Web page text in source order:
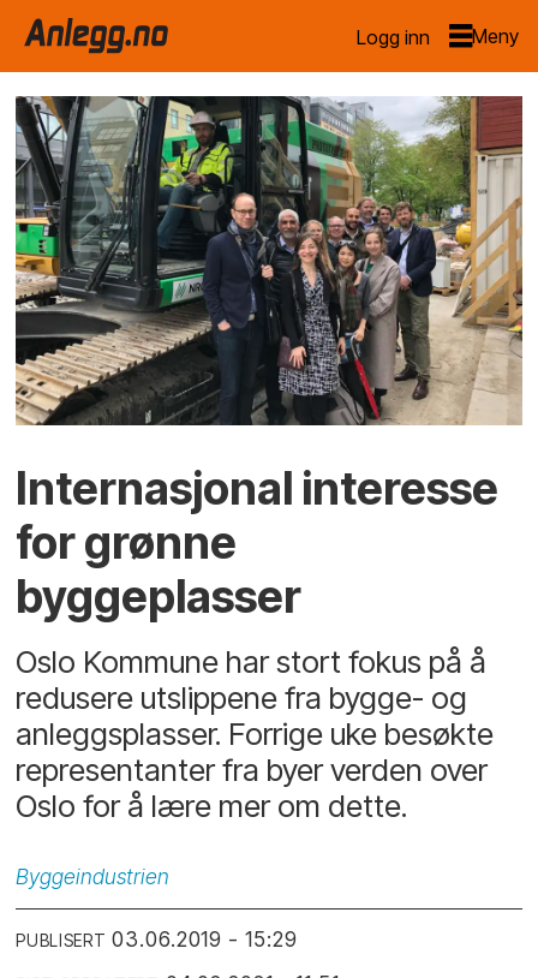
Logg inn
Internasjonal interesse
for grønne
byggeplasser
Oslo Kommune har stort fokus på å
redusere utslippene fra bygge- og
anleggsplasser. Forrige uke besøkte
representanter fra byer verden over
Oslo for å lære mer om dette.
Byggeindustrien
PUBLISERT 03.06.2019 - 15:29